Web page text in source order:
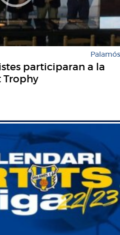
Palamós
participaran a la
Trophy